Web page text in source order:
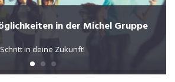
in der Michel Gruppe
in deine Zukunft!